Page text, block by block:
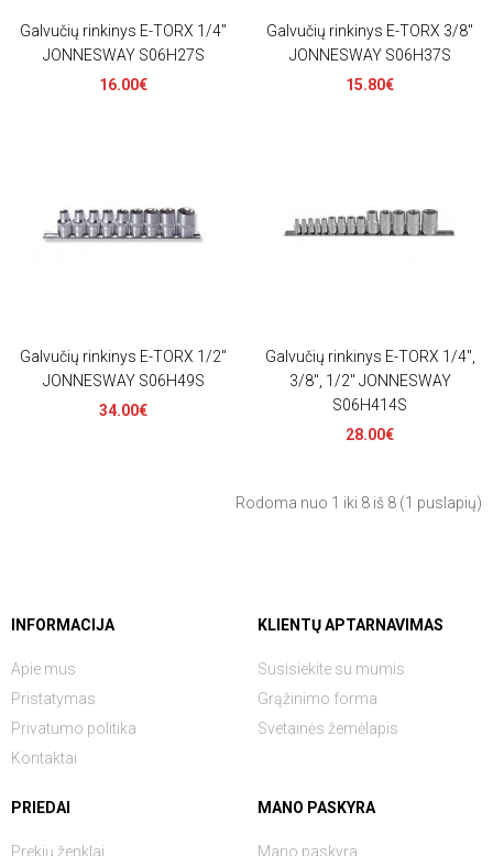
Galvučių rinkinys E-TORX 1/4"
JONNESWAY S06H27S
16.00€
Galvučių rinkinys E-TORX 3/8"
JONNESWAY S06H37S
15.80€
Galvučių rinkinys E-TORX 1/2"
JONNESWAY S06H49S
34.00€
Galvučių rinkinys E-TORX 1/4",
3/8", 1/2" JONNESWAY
S06H414S
28.00€
Rodoma nuo 1 iki 8 iš 8 (1 puslapių)
INFORMACIJA
Apie mus
Pristatymas
Privatumo politika
Kontaktai
KLIENTŲ APTARNAVIMAS
Susisiekite su mumis
Grąžinimo forma
Svetainės žemėlapis
PRIEDAI
Prekių ženklai
MANO PASKYRA
Mano paskyra